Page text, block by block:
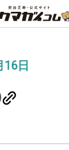
日